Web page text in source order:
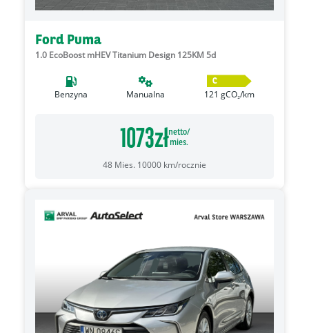
Ford Puma
1.0 EcoBoost mHEV Titanium Design 125KM 5d
Benzyna Manualna
C
121 gCO₂/km
1073złnetto/
mies.
48 Mies. 10000 km/rocznie